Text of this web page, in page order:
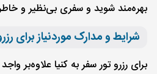
بهره‌مند شوید و سفری بی‌نظیر و
شرایط و مدارک موردنیاز برای
برای رزرو تور سفر به کنیا علاوه‌بر